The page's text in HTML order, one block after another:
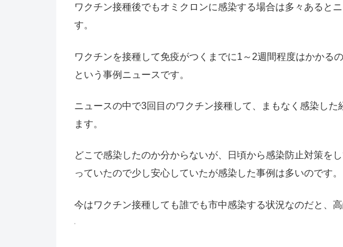
ワクチン接種後でもオミクロンに感染する場合は多々あると
す。
ワクチンを接種して免疫がつくまでに1～2週間程度はかかる
という事例ニュースです。
ニュースの中で3回目のワクチン接種して、まもなく感染し
ます。
どこで感染したのか分からないが、日頃から感染防止対策を
っていたので少し安心していたが感染した事例は多いのです。
今はワクチン接種しても誰でも市中感染する状況なのだと、